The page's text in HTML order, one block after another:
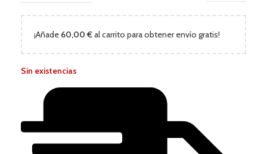
¡Añade 60,00 €al carrito para obtener envío gratis!
Sin existencias